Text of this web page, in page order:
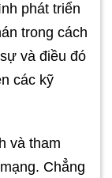
phát triển
trong cách
và điều đó
các kỹ
và tham
Chẳng